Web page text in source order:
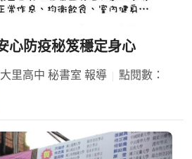
防疫秘笈穩定身心
里高中 秘書室 報導
點閱數：